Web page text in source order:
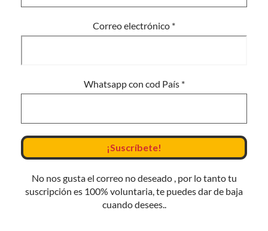
Correo electrónico *
Whatsapp con cod País *
No nos gusta el correo no deseado , por lo tanto tu
suscripción es 100% voluntaria, te puedes dar de baja
cuando desees..